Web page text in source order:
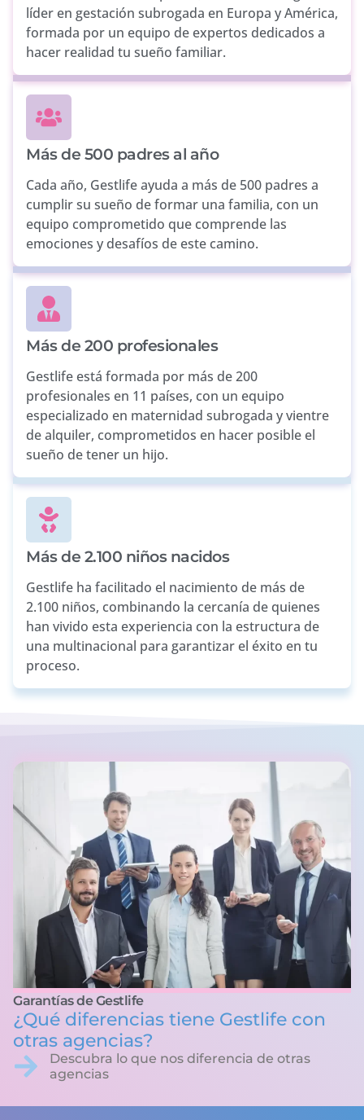
líder en gestación subrogada en Europa y América,
formada por un equipo de expertos dedicados a
hacer realidad tu sueño familiar.
Más de 500 padres al año
Cada año, Gestlife ayuda a más de 500 padres a
cumplir su sueño de formar una familia, con un
equipo comprometido que comprende las
emociones y desafíos de este camino.
Más de 200 profesionales
Gestlife está formada por más de 200
profesionales en 11 países, con un equipo
especializado en maternidad subrogada y vientre
de alquiler, comprometidos en hacer posible el
sueño de tener un hijo.
Más de 2.100 niños nacidos
Gestlife ha facilitado el nacimiento de más de
2.100 niños, combinando la cercanía de quienes
han vivido esta experiencia con la estructura de
una multinacional para garantizar el éxito en tu
proceso.
Garantías de Gestlife
¿Qué diferencias tiene Gestlife con
otras agencias?
Descubra lo que nos diferencia de otras
agencias